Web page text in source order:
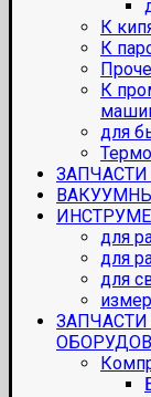
К
К
К
для
для
для
для